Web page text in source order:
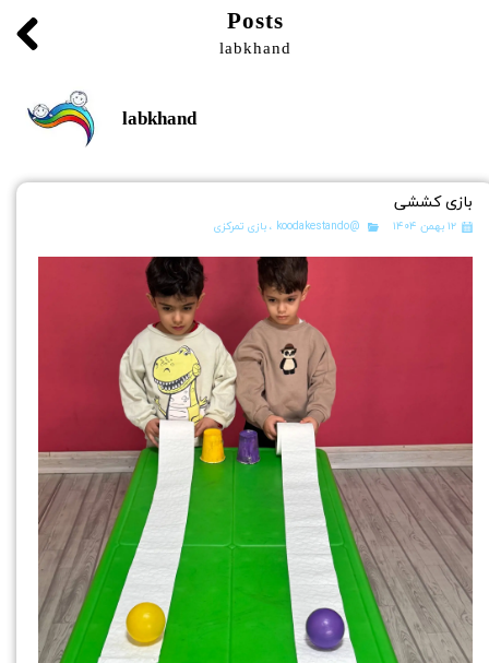
Posts
labkhand
labkhand
بازی کششی
۱۲ بهمن ۱۴۰۴ @koodakestando ،بازی تمرکزی